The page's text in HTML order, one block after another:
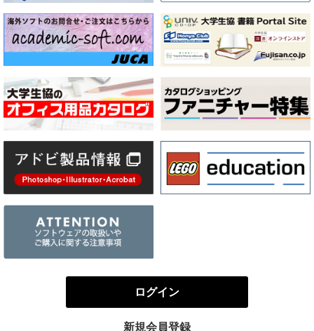
ログイン
新規会員登録